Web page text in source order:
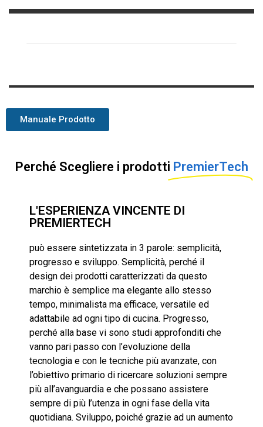
Manuale Prodotto
Perché Scegliere i prodotti​ PremierTech
L'ESPERIENZA VINCENTE DI
PREMIERTECH
può essere sintetizzata in 3 parole: semplicità,
progresso e sviluppo. Semplicità, perché il
design dei prodotti caratterizzati da questo
marchio è semplice ma elegante allo stesso
tempo, minimalista ma efficace, versatile ed
adattabile ad ogni tipo di cucina. Progresso,
perché alla base vi sono studi approfonditi che
vanno pari passo con l’evoluzione della
tecnologia e con le tecniche più avanzate, con
l’obiettivo primario di ricercare soluzioni sempre
più all’avanguardia e che possano assistere
sempre di più l’utenza in ogni fase della vita
quotidiana. Sviluppo, poiché grazie ad un aumento